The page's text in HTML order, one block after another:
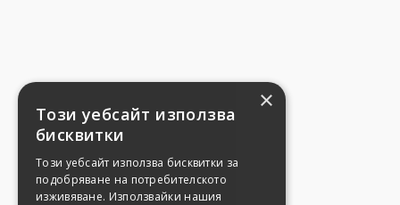
×
Този уебсайт използва
бисквитки
Този уебсайт използва бисквитки за
подобряване на потребителското
изживяване. Използвайки нашия